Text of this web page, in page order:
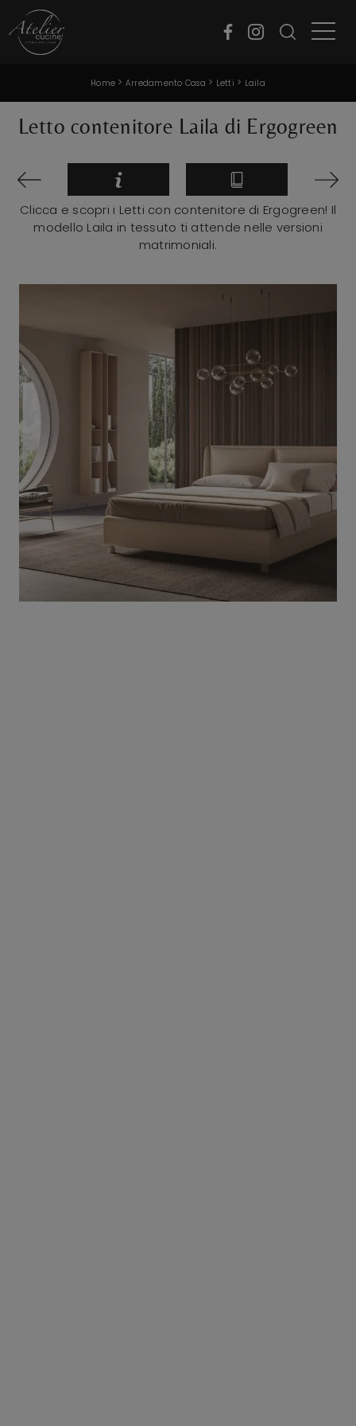
Home > Arredamento Casa > Letti > Laila
Letto contenitore Laila di Ergogreen
Clicca e scopri i Letti con contenitore di Ergogreen! Il
modello Laila in tessuto ti attende nelle versioni
matrimoniali.